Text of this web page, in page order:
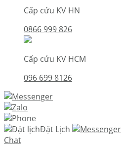
Cấp cứu KV HN
0866 999 826
Cấp cứu KV HCM
096 699 8126
Đặt Lịch
Chat